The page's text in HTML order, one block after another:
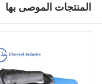
المنتجات الموصى بها